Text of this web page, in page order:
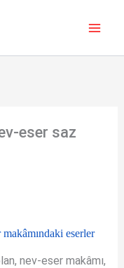
eser saz
eserler
nev-eser makâmı,